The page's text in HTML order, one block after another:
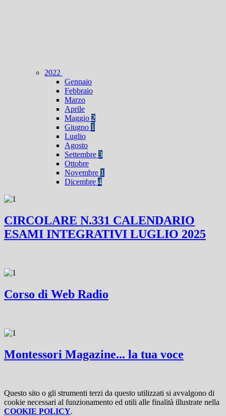
2022
Gennaio
Febbraio
Marzo
Aprile
Maggio 2
Giugno 1
Luglio
Agosto
Settembre 3
Ottobre
Novembre 1
Dicembre 4
CIRCOLARE N.331 CALENDARIO
ESAMI INTEGRATIVI LUGLIO 2025
Corso di Web Radio
Montessori Magazine... la tua voce
Questo sito o gli strumenti terzi da questo utilizzati si avvalgono di
cookie necessari al funzionamento ed utili alle finalità illustrate nella
COOKIE POLICY.